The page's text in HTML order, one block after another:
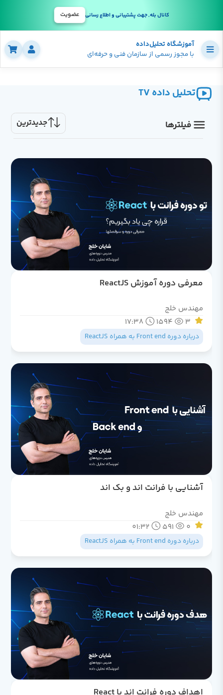
کانال بله, جهت پشتیبانی و اطلاع رسانی عضویت
آموزشگاه تحلیل‌داده
با مجوز رسمی از سازمان فنی و حرفه‌ای
تحلیل داده TV
فیلترها جدیدترین
معرفی دوره آموزش ReactJS
مهندس خلج
3
1594
17:38
درباره دوره Front end به همراه ReactJS
آشنایی با فرانت اند و بک اند
مهندس خلج
0
591
01:32
درباره دوره Front end به همراه ReactJS